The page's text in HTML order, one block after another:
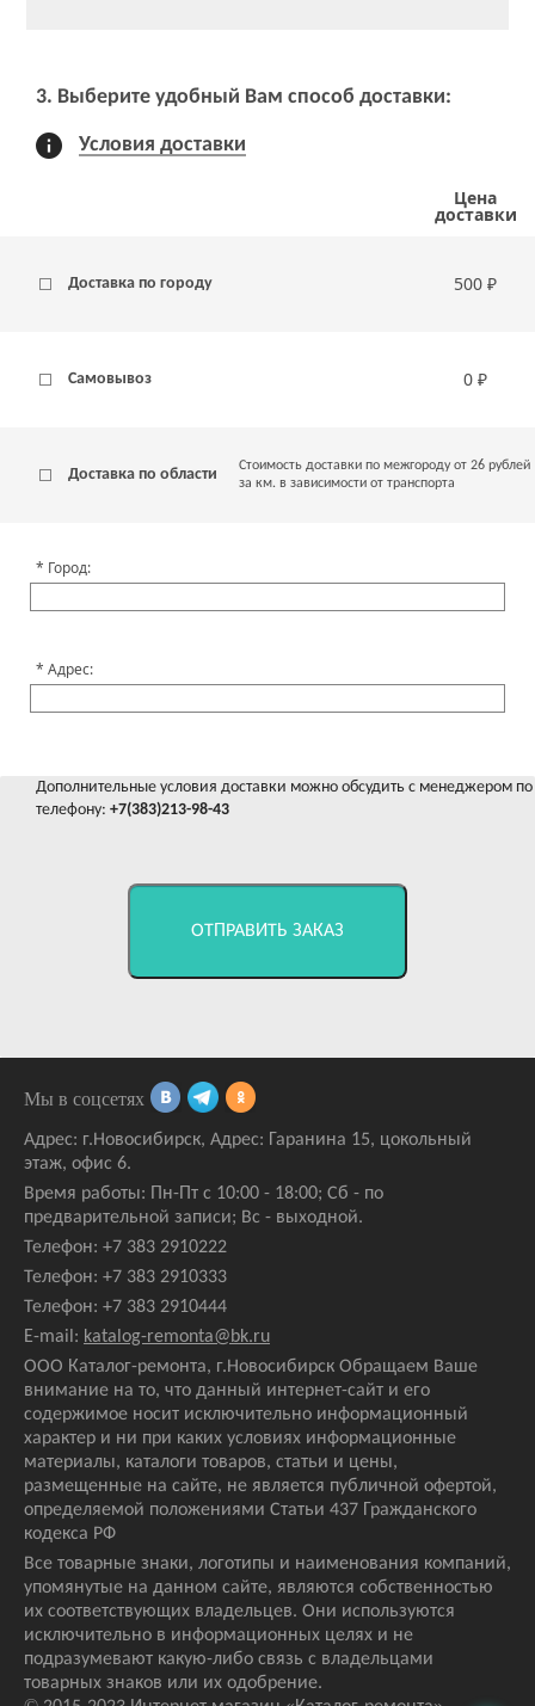
3. Выберите удобный Вам способ доставки:
Условия доставки
Цена
доставки
Доставка по городу 500 ₽
Самовывоз 0 ₽
Доставка по области
Стоимость доставки по межгороду от 26 рублей
за км. в зависимости от транспорта
Город:
Адрес:
Дополнительные условия доставки можно обсудить с менеджером по
телефону: +7(383)213-98-43
ОТПРАВИТЬ ЗАКАЗ
Адрес: г.Новосибирск, Адрес: Гаранина 15, цокольный
этаж, офис 6.
Время работы: Пн-Пт с 10:00 - 18:00; Сб - по
предварительной записи; Вс - выходной.
Телефон: +7 383 2910222
Телефон: +7 383 2910333
Телефон: +7 383 2910444
E-mail: katalog-remonta@bk.ru
ООО Каталог-ремонта, г.Новосибирск Обращаем Ваше
внимание на то, что данный интернет-сайт и его
содержимое носит исключительно информационный
характер и ни при каких условиях информационные
материалы, каталоги товаров, статьи и цены,
размещенные на сайте, не является публичной офертой,
определяемой положениями Статьи 437 Гражданского
кодекса РФ
Все товарные знаки, логотипы и наименования компаний,
упомянутые на данном сайте, являются собственностью
их соответствующих владельцев. Они используются
исключительно в информационных целях и не
подразумевают какую-либо связь с владельцами
товарных знаков или их одобрение.
Мы в соцсетях